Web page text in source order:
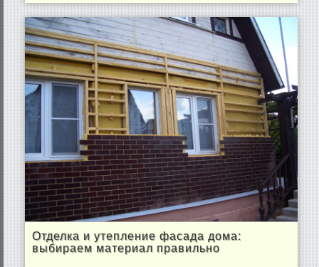
Отделка и утепление фасада дома:
выбираем материал правильно